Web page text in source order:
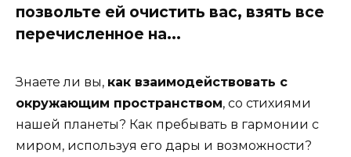
позвольте ей очистить вас, взять все
перечисленное на...
Знаете ли вы, как взаимодействовать с
окружающим пространством, со стихиями
нашей планеты? Как пребывать в гармонии с
миром, используя его дары и возможности?